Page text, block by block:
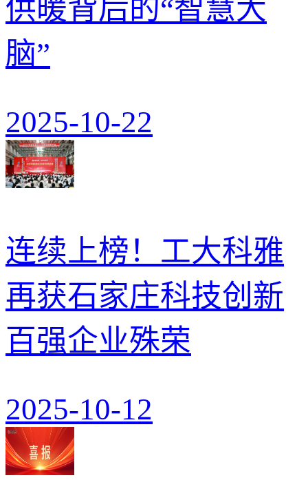
供暖背后的“智慧大
脑”
2025-10-22
连续上榜！工大科雅
再获石家庄科技创新
百强企业殊荣
2025-10-12